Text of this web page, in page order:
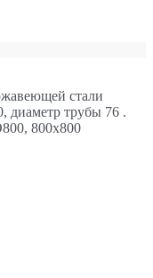
стали
диаметр трубы 76 .
800х800